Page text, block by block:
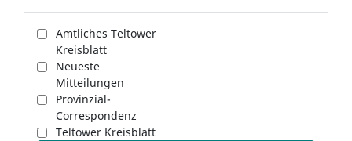
Amtliches Teltower
Kreisblatt
Neueste
Mitteilungen
Provinzial-
Correspondenz
Teltower Kreisblatt